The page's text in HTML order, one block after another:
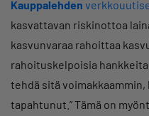
Kauppalehden
kasvattavan riskinottoa
kasvunvaraa rahoittaa
rahoituskelpoisia
tehdä sitä
tapahtunut.” Tämä on